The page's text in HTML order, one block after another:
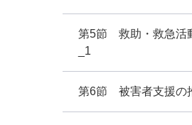
第5節 救助・救急活
_1
第6節 被害者支援の